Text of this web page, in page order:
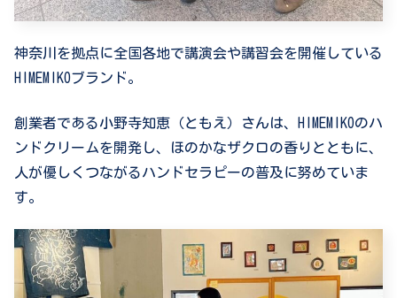
神奈川を拠点に全国各地で講演会や講習会を開催している
HIMEMIKOブランド。
創業者である小野寺知恵（ともえ）さんは、HIMEMIKOのハ
ンドクリームを開発し、ほのかなザクロの香りとともに、
人が優しくつながるハンドセラピーの普及に努めていま
す。